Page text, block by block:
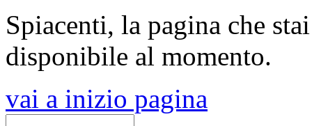
Spiacenti, la pagina che
disponibile al momento.
vai a inizio pagina